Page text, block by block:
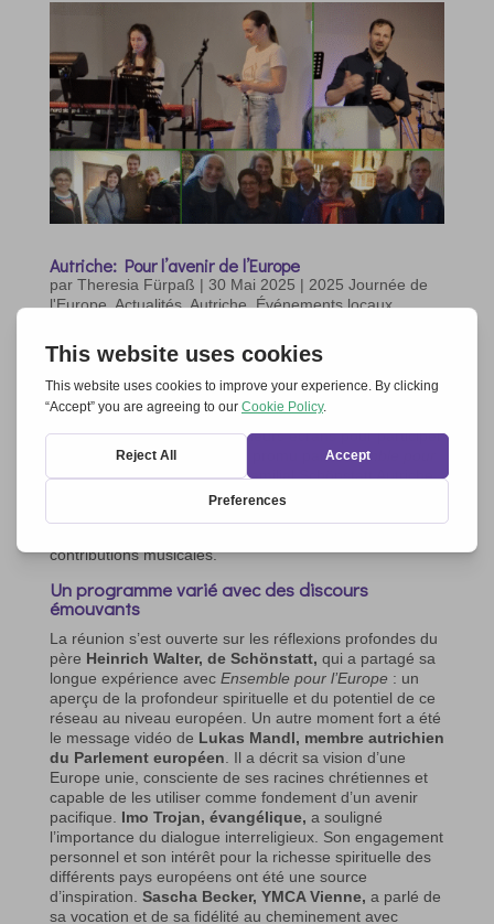
Autriche: Pour l’avenir de l’Europe
par Theresia Fürpaß | 30 Mai 2025 | 2025 Journée de
l'Europe,Actualités,Autriche,Événements locaux
Inspiration, unité et espérance lors d’un
événement en ligne
Dans la soirée du 8 mai 2025, des personnes de
différentes Communautés chrétiennes et Dénominations
se sont rassemblées devant leurs écrans pour participer
événement sur Zoom , promu parEnsemble pour
l’Europe et le « Mouvement familial Schönstatt Autriche
». Sous la devise « Pour l’avenir de l’Europe »,
contributions musicales.
Un programme varié avec des discours
émouvants
La réunion s’est ouverte sur les réflexions profondes du
père Heinrich Walter, de Schönstatt, qui a partagé sa
longue expérience avec Ensemble pour l’Europe: un
aperçu de la profondeur spirituelle et du potentiel de ce
réseau au niveau européen. Un autre moment fort a été
le message vidéo de Lukas Mandl, membre autrichien
du Parlement européen. Il a décrit sa vision d’une
Europe unie, consciente de ses racines chrétiennes et
capable de les utiliser comme fondement d’un avenir
pacifique. Imo Trojan, évangélique, a souligné
l’importance du dialogue interreligieux. Son engagement
personnel et son intérêt pour la richesse spirituelle des
différents pays européens ont été une source
d’inspiration. Sascha Becker, YMCA Vienne, a parlé de
sa vocation et de sa fidélité au cheminement avec